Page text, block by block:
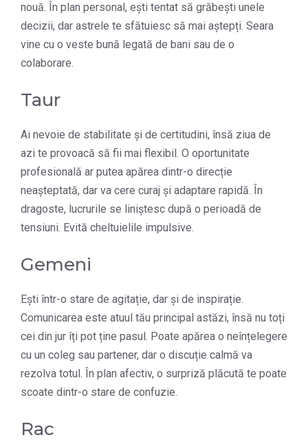
nouă. În plan personal, ești tentat să grăbești unele
decizii, dar astrele te sfătuiesc să mai aștepți. Seara
vine cu o veste bună legată de bani sau de o
colaborare.
Taur
Ai nevoie de stabilitate și de certitudini, însă ziua de
azi te provoacă să fii mai flexibil. O oportunitate
profesională ar putea apărea dintr-o direcție
neașteptată, dar va cere curaj și adaptare rapidă. În
dragoste, lucrurile se liniștesc după o perioadă de
tensiuni. Evită cheltuielile impulsive.
Gemeni
Ești într-o stare de agitație, dar și de inspirație.
Comunicarea este atuul tău principal astăzi, însă nu toți
cei din jur îți pot ține pasul. Poate apărea o neînțelegere
cu un coleg sau partener, dar o discuție calmă va
rezolva totul. În plan afectiv, o surpriză plăcută te poate
scoate dintr-o stare de confuzie.
Rac